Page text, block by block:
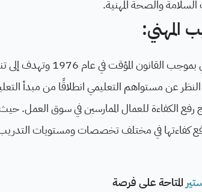
والصحة المهنية.
المهني:
أُنشِئت مؤسسة التدريب
عن مستواهم التعليمي انطلاقًا من مبدأ
رفع الكفاءة للعمال الممارسين في سوق العمل.
كفاءتها في مختلف تخصصات ومستويات التدريب
المتاحة على فرصة